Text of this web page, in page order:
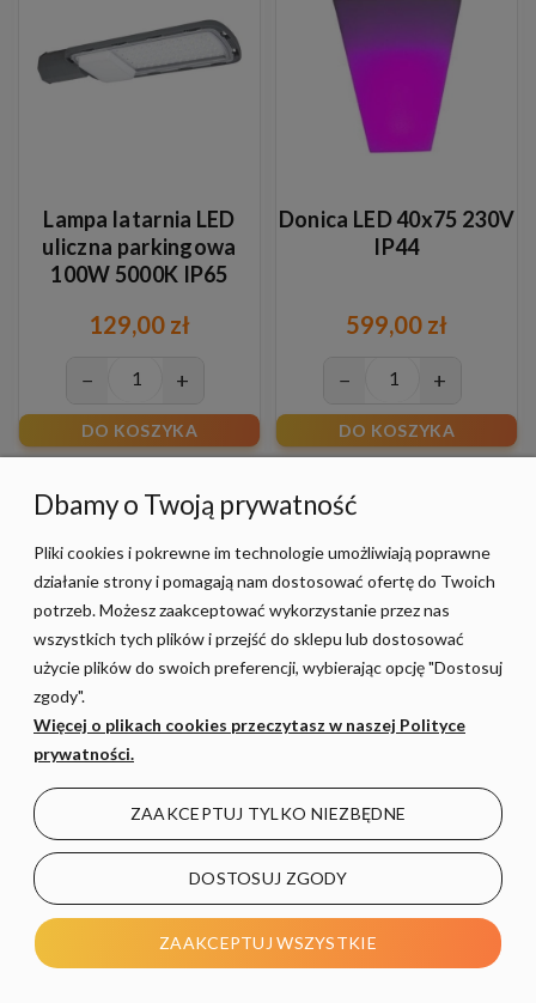
Lampa latarnia LED
uliczna parkingowa
100W 5000K IP65
129,00 zł
− +
DO KOSZYKA
Donica LED 40x75 230V
IP44
599,00 zł
− +
DO KOSZYKA
Lampa Solarna STR 8W
4000K EL
199,00 zł
− +
DO KOSZYKA
EL
99,00 zł
− +
DO KOSZYKA
Dbamy o Twoją prywatność
Pliki cookies i pokrewne im technologie umożliwiają poprawne
działanie strony i pomagają nam dostosować ofertę do Twoich
potrzeb. Możesz zaakceptować wykorzystanie przez nas
wszystkich tych plików i przejść do sklepu lub dostosować
użycie plików do swoich preferencji, wybierając opcję "Dostosuj
zgody".
Więcej o plikach cookies przeczytasz w naszej Polityce
prywatności.
ZAAKCEPTUJ TYLKO NIEZBĘDNE
DOSTOSUJ ZGODY
ZAAKCEPTUJ WSZYSTKIE